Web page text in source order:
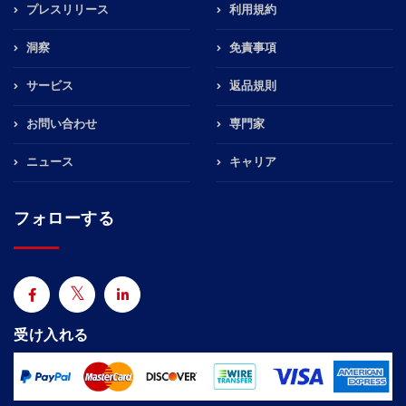
プレスリリース
洞察
サービス
お問い合わせ
ニュース
利用規約
免責事項
返品規則
専門家
キャリア
フォローする
受け入れる